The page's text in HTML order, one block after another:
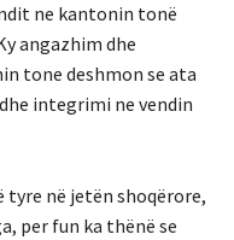
ne kantonin tonë
angazhim dhe
tone deshmon se ata
integrimi ne vendin
në jetën shoqërore,
per fun ka thënë se